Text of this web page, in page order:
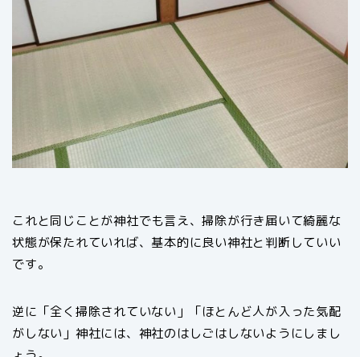
これと同じことが神社でも言え、掃除が行き届いて綺麗な
状態が保たれていれば、基本的に良い神社と判断していい
です。
逆に「全く掃除されていない」「ほとんど人が入った気配
がしない」神社には、神社のはしごはしないようにしまし